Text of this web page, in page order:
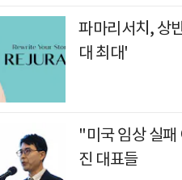
파마리서치, 상
대 최대'
"미국 임상 실
진 대표들